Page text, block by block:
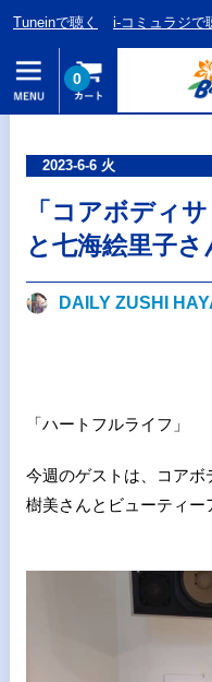
Tuneinで聴く i-コミュラジで
0
2023-6-6 火
「コアボディ
と七海絵里子さ
DAILY ZUSHI
「ハートフルライフ」
今週のゲストは、コア
樹美さんとビューティー